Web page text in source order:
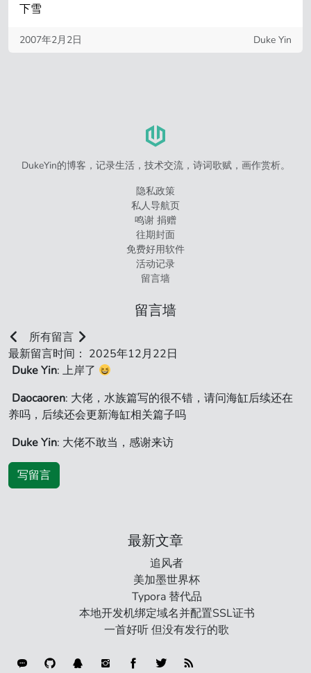
下雪
2007年2月2日 Duke Yin
DukeYin的博客，记录生活，技术交流，诗词歌赋，画作赏析。
隐私政策
私人导航页
鸣谢 捐赠
往期封面
免费好用软件
活动记录
留言墙
留言墙
所有留言
最新留言时间： 2025年12月22日
Duke Yin: 上岸了
Daocaoren: 大佬，水族篇写的很不错，请问海缸后续还在
养吗，后续还会更新海缸相关篇子吗
Duke Yin: 大佬不敢当，感谢来访
写留言
最新文章
追风者
美加墨世界杯
Typora 替代品
本地开发机绑定域名并配置SSL证书
一首好听 但没有发行的歌